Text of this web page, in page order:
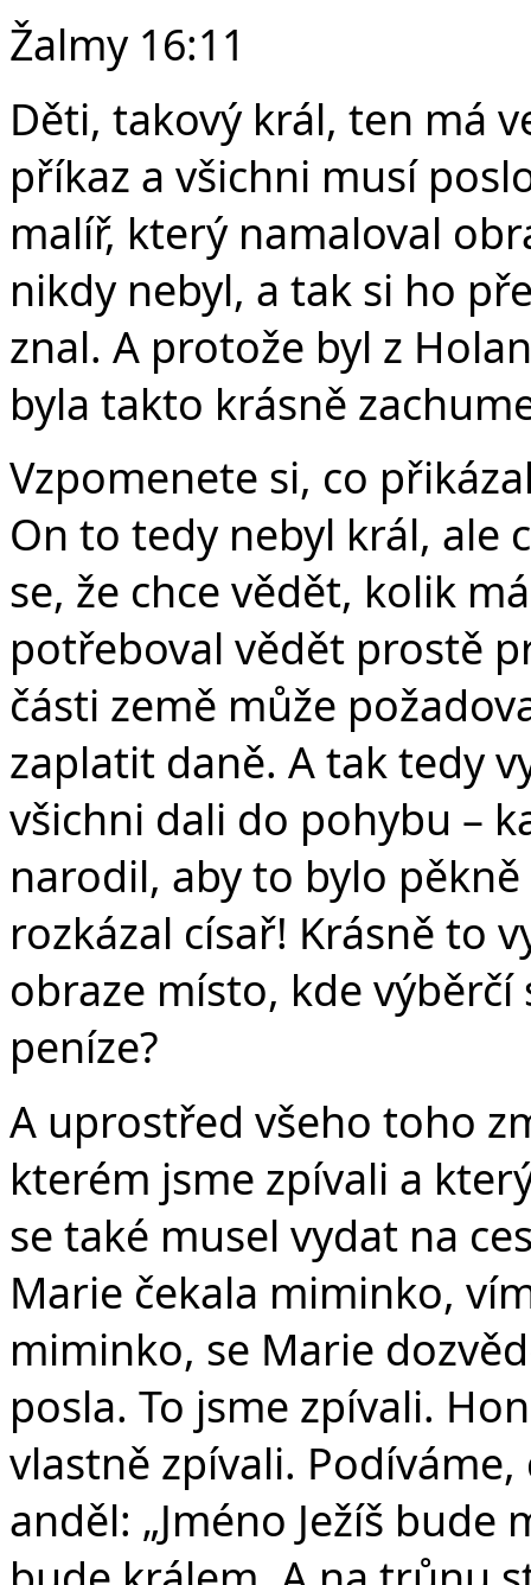
Žalmy 16:11
Děti, takový král, ten má
příkaz a všichni musí
malíř, který namaloval
nikdy nebyl, a tak si ho
znal. A protože byl z
byla takto krásně
Vzpomenete si, co
On to tedy nebyl král, ale
se, že chce vědět, kolik
potřeboval vědět prostě
části země může
zaplatit daně. A tak tedy
všichni dali do pohybu –
narodil, aby to bylo
rozkázal císař! Krásně to
obraze místo, kde
peníze?
A uprostřed všeho toho
kterém jsme zpívali a
se také musel vydat na
Marie čekala miminko,
miminko, se Marie
posla. To jsme zpívali.
vlastně zpívali.
anděl: „Jméno Ježíš bude